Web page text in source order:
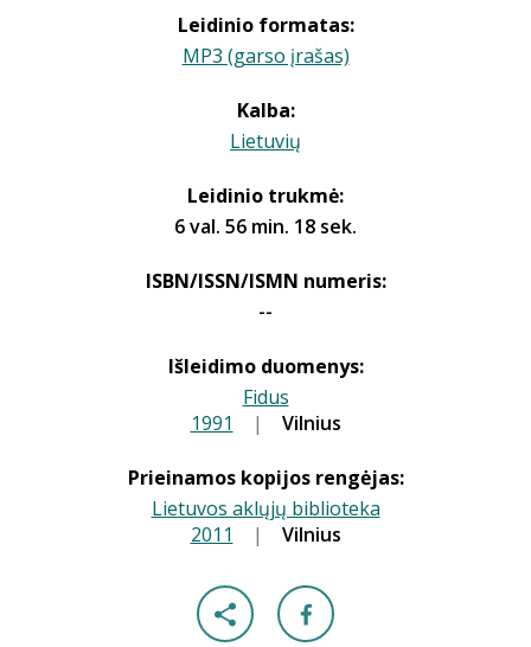
Leidinio formatas:
MP3 (garso įrašas)
Kalba:
Lietuvių
Leidinio trukmė:
6 val. 56 min. 18 sek.
ISBN/ISSN/ISMN numeris:
--
Išleidimo duomenys:
Fidus
1991 | Vilnius
Prieinamos kopijos rengėjas:
Lietuvos aklųjų biblioteka
2011 | Vilnius